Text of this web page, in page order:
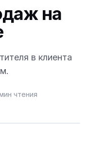
на
в клиента
чтения